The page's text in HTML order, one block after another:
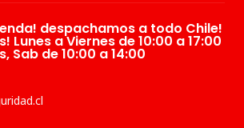
despachamos a todo Chile!
Lunes a Viernes de 10:00 a 17:00
Sab de 10:00 a 14:00